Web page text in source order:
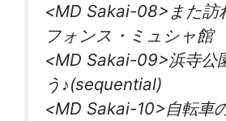
<MD Sakai-08>また訪
フォンス・ミュシャ館
<MD Sakai-09>浜寺公
う♪(sequential)
<MD Sakai-10>自転車